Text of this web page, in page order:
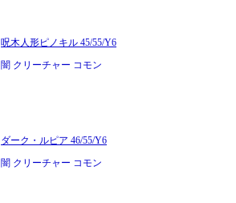
呪木人形ピノキル 45/55/Y6
闇 クリーチャー コモン
ダーク・ルピア 46/55/Y6
闇 クリーチャー コモン